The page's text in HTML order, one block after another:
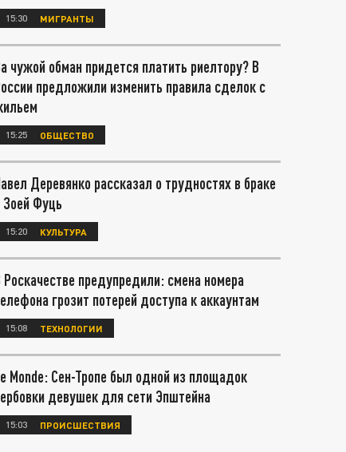
15:30 МИГРАНТЫ
чужой обман придется платить риелтору? В
предложили изменить правила сделок с
15:25 ОБЩЕСТВО
Деревянко рассказал о трудностях в браке
Зоей Фуць
15:20 КУЛЬТУРА
Роскачестве предупредили: смена номера
грозит потерей доступа к аккаунтам
15:08 ТЕХНОЛОГИИ
Monde: Сен-Тропе был одной из площадок
девушек для сети Эпштейна
15:03 ПРОИСШЕСТВИЯ